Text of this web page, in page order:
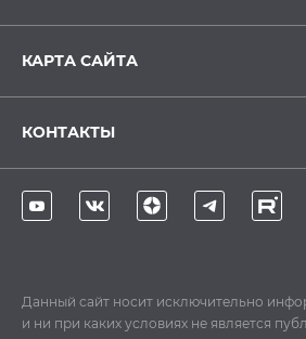
КАРТА САЙТА
КОНТАКТЫ
Данный сайт носит исключительно
и ни при каких условиях не является